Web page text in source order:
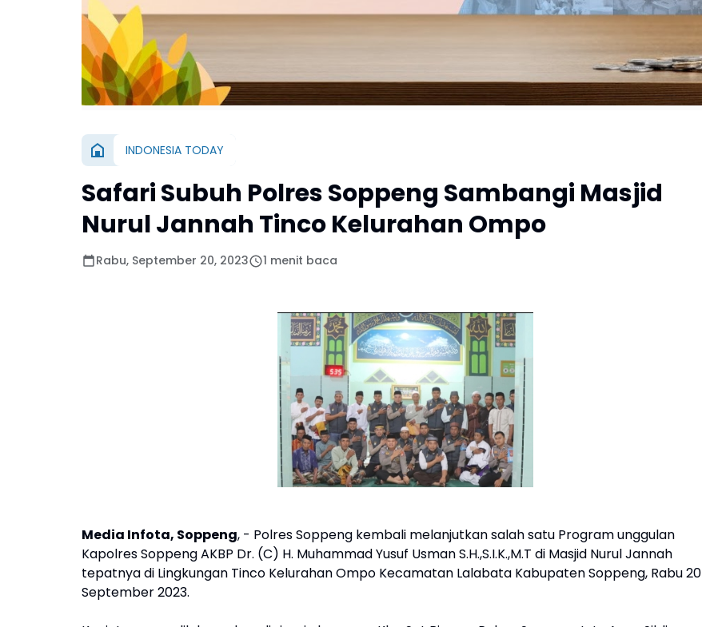
INDONESIA TODAY
Safari Subuh Polres Soppeng Sambangi Masjid
Nurul Jannah Tinco Kelurahan Ompo
Rabu, September 20, 2023 1 menit baca
Media Infota, Soppeng, - Polres Soppeng kembali melanjutkan salah satu Program unggulan
Kapolres Soppeng AKBP Dr. (C) H. Muhammad Yusuf Usman S.H.,S.I.K.,M.T di Masjid Nurul Jannah
tepatnya di Lingkungan Tinco Kelurahan Ompo Kecamatan Lalabata Kabupaten Soppeng, Rabu 20
September 2023.